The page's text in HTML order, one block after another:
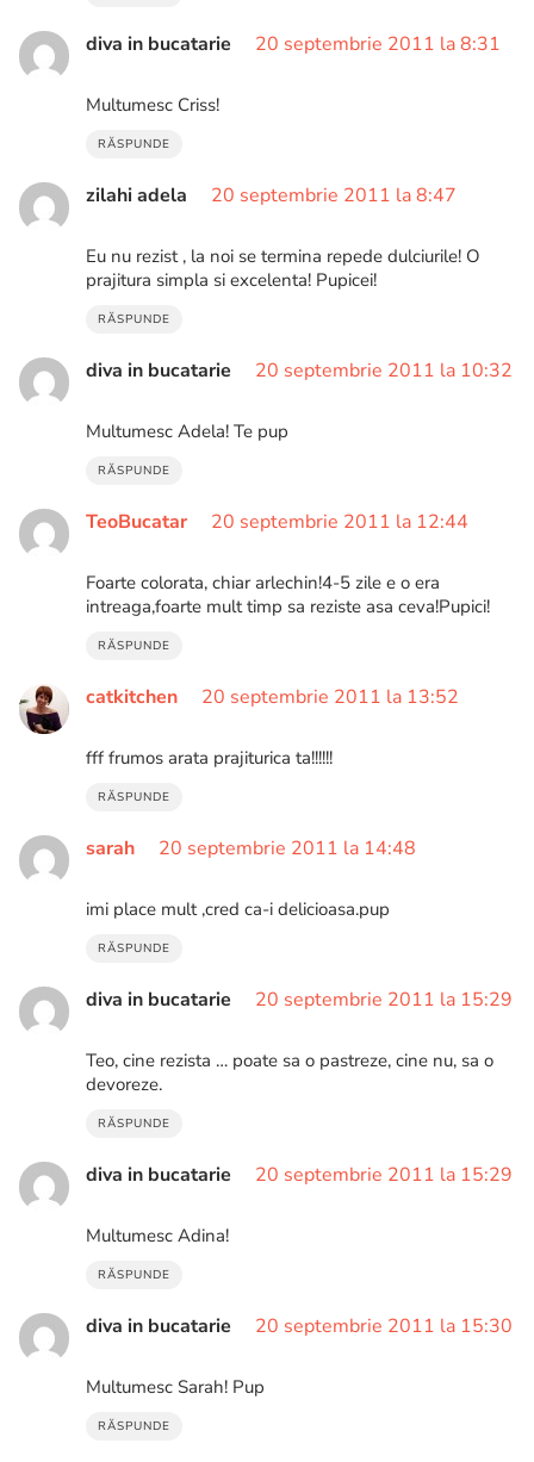
diva in bucatarie 20 septembrie 2011 la 8:31
Multumesc Criss!
RĂSPUNDE
zilahi adela 20 septembrie 2011 la 8:47
Eu nu rezist , la noi se termina repede dulciurile! O
prajitura simpla si excelenta! Pupicei!
RĂSPUNDE
diva in bucatarie 20 septembrie 2011 la 10:32
Multumesc Adela! Te pup
RĂSPUNDE
TeoBucatar 20 septembrie 2011 la 12:44
Foarte colorata, chiar arlechin!4-5 zile e o era
intreaga,foarte mult timp sa reziste asa ceva!Pupici!
RĂSPUNDE
catkitchen 20 septembrie 2011 la 13:52
fff frumos arata prajiturica ta!!!!!!
RĂSPUNDE
sarah 20 septembrie 2011 la 14:48
imi place mult ,cred ca-i delicioasa.pup
RĂSPUNDE
diva in bucatarie 20 septembrie 2011 la 15:29
Teo, cine rezista … poate sa o pastreze, cine nu, sa o
devoreze.
RĂSPUNDE
diva in bucatarie 20 septembrie 2011 la 15:29
Multumesc Adina!
RĂSPUNDE
diva in bucatarie 20 septembrie 2011 la 15:30
Multumesc Sarah! Pup
RĂSPUNDE